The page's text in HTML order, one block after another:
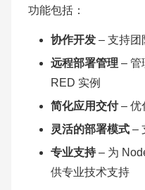
功能包括：
协作开发 – 支持团
远程部署管理 – 管
RED 实例
简化应用交付– 优
灵活的部署模式 –
专业支持– 为
供专业技术支持